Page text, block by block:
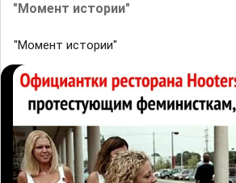
"Момент истории"
"Момент истории"